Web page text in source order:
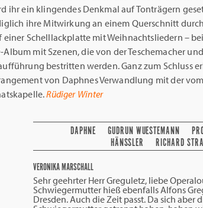
ihr ein klingendes Denkmal auf Tonträgern
ihre Mitwirkung an einem Querschnitt
einer Schelllackplatte mit Weihnachtsliedern –
Album mit Szenen, die von der Teschemacher
bestritten werden. Ganz zum Schluss
von Daphnes Verwandlung mit der
Rüdiger Winter
DAPHNE GUDRUN WUESTEMANN
HÄNSSLER
RICHARD
VERONIKA MARSCHALL
Sehr geehrter Herr Greguletz, liebe
Schwiegermutter hieß ebenfalls Alfons
Dresden. Auch die Zeit passt. Da sich aber